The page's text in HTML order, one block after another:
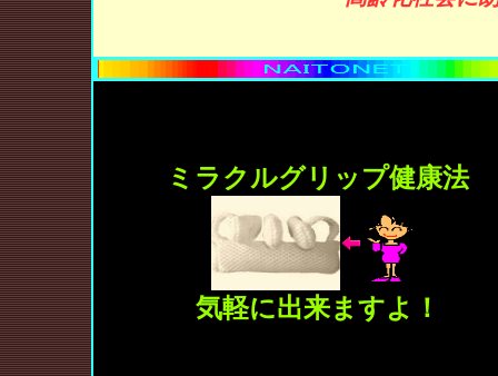
ミラクルグリップ健康法
気軽に出来ますよ！